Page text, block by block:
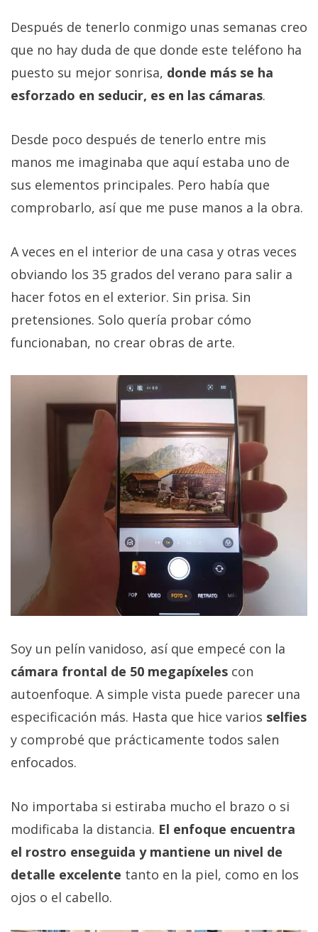
Después de tenerlo conmigo unas semanas creo
que no hay duda de que donde este teléfono ha
puesto su mejor sonrisa, donde más se ha
esforzado en seducir, es en las cámaras.
Desde poco después de tenerlo entre mis
manos me imaginaba que aquí estaba uno de
sus elementos principales. Pero había que
comprobarlo, así que me puse manos a la obra.
A veces en el interior de una casa y otras veces
obviando los 35 grados del verano para salir a
hacer fotos en el exterior. Sin prisa. Sin
pretensiones. Solo quería probar cómo
funcionaban, no crear obras de arte.
Soy un pelín vanidoso, así que empecé con la
cámara frontal de 50 megapíxeles con
autoenfoque. A simple vista puede parecer una
especificación más. Hasta que hice varios selfies
y comprobé que prácticamente todos salen
enfocados.
No importaba si estiraba mucho el brazo o si
modificaba la distancia. El enfoque encuentra
el rostro enseguida y mantiene un nivel de
detalle excelente tanto en la piel, como en los
ojos o el cabello.